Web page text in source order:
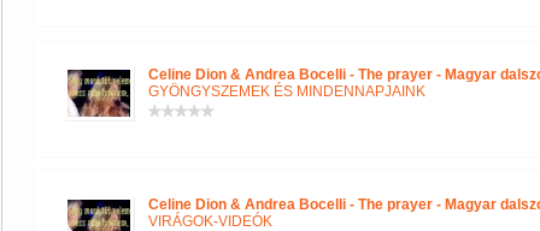
Celine Dion & Andrea Bocelli - The prayer - Magyar
GYÖNGYSZEMEK ÉS MINDENNAPJAINK
Celine Dion & Andrea Bocelli - The prayer - Magyar
VIRÁGOK-VIDEÓK